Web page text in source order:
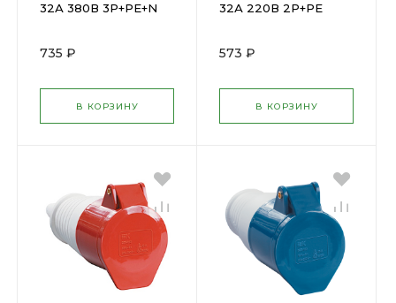
32А 380В 3P+PЕ+N
735 ₽
В КОРЗИНУ
32А 220В 2P+PE
573 ₽
В КОРЗИНУ